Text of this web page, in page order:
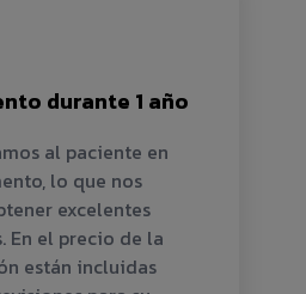
durante 1 año
al paciente en
lo que nos
excelentes
En el precio de la
están incluidas